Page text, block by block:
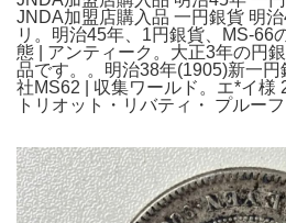
JNDA加盟店購入品 一円銀貨 明
リ。明治45年、1円銀貨、MS-66
態 | アンティーク。大正3年の円
品です。。明治38年(1905)新一
社MS62 | 収集ワールド。エ*イ
トリオット・リバティ・ プルー